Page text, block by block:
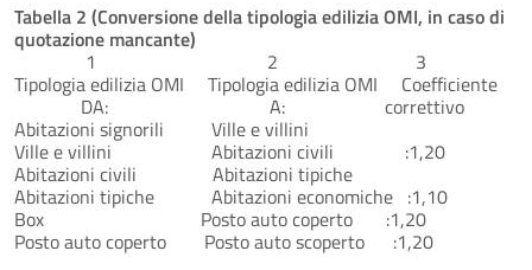
Tabella 2 (Conversione della tipologia edilizia OMI, in caso di
quotazione mancante)
1 2 3
Tipologia edilizia OMI Tipologia edilizia OMI Coefficiente
DA: A: correttivo
Abitazioni signorili Ville e villini
Ville e villini Abitazioni civili :1,20
Abitazioni civili Abitazioni tipiche
Abitazioni tipiche Abitazioni economiche :1,10
Box Posto auto coperto :1,20
Posto auto coperto Posto auto scoperto :1,20